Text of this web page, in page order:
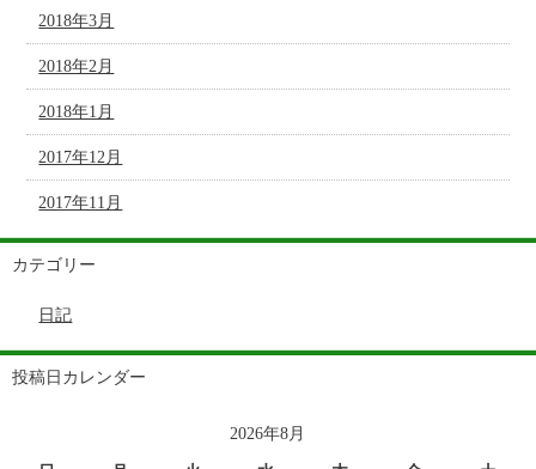
2018年3月
2018年2月
2018年1月
2017年12月
2017年11月
カテゴリー
日記
投稿日カレンダー
2026年8月